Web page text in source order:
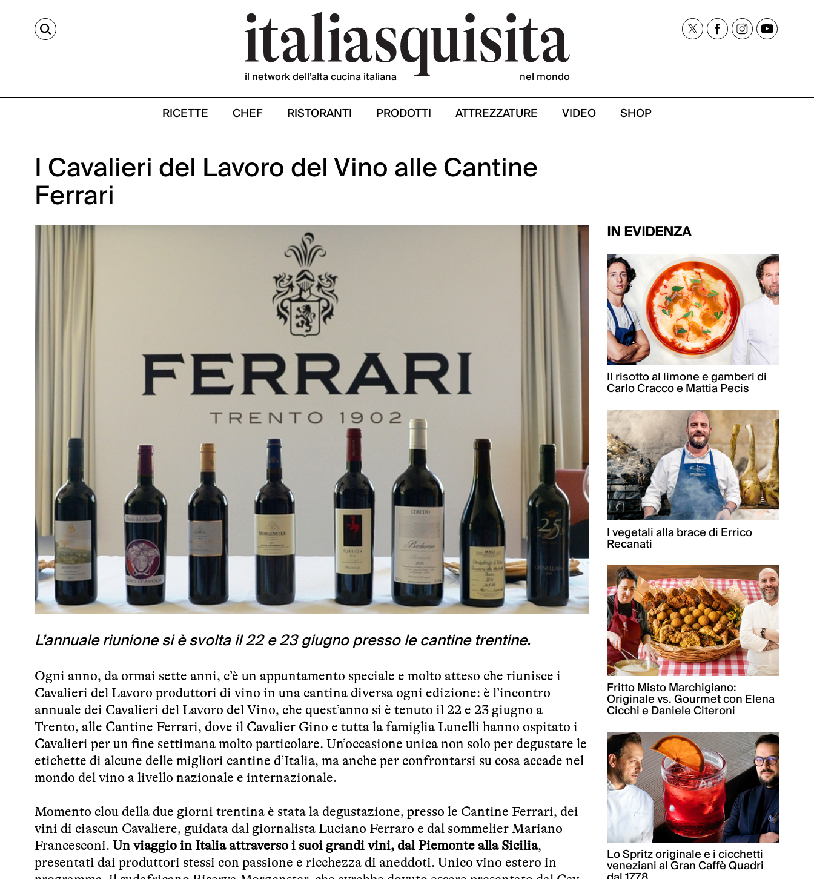
CERCA
il network dell’alta cucina italiana nel mondo
RICETTE CHEF RISTORANTI PRODOTTI ATTREZZATURE VIDEO SHOP
I Cavalieri del Lavoro del Vino alle Cantine
Ferrari
L’annuale riunione si è svolta il 22 e 23 giugno presso le cantine trentine.
Ogni anno, da ormai sette anni, c’è un appuntamento speciale e molto atteso che riunisce i
Cavalieri del Lavoro produttori di vino in una cantina diversa ogni edizione: è l’incontro
annuale dei Cavalieri del Lavoro del Vino, che quest’anno si è tenuto il 22 e 23 giugno a
Trento, alle Cantine Ferrari, dove il Cavalier Gino e tutta la famiglia Lunelli hanno ospitato i
Cavalieri per un fine settimana molto particolare. Un’occasione unica non solo per degustare le
etichette di alcune delle migliori cantine d’Italia, ma anche per confrontarsi su cosa accade nel
mondo del vino a livello nazionale e internazionale.
Momento clou della due giorni trentina è stata la degustazione, presso le Cantine Ferrari, dei
vini di ciascun Cavaliere, guidata dal giornalista Luciano Ferraro e dal sommelier Mariano
Francesconi. Un viaggio in Italia attraverso i suoi grandi vini, dal Piemonte alla Sicilia,
presentati dai produttori stessi con passione e ricchezza di aneddoti. Unico vino estero in
IN EVIDENZA
Il risotto al limone e gamberi di
Carlo Cracco e Mattia Pecis
I vegetali alla brace di Errico
Recanati
Fritto Misto Marchigiano:
Originale vs. Gourmet con Elena
Cicchi e Daniele Citeroni
Lo Spritz originale e i cicchetti
veneziani al Gran Caffè Quadri